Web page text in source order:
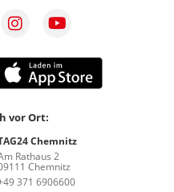
vor Ort:
Chemnitz
Rathaus 2
Chemnitz
371 6906600